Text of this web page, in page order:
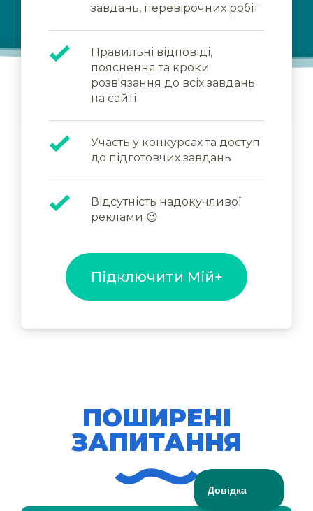
завдань, перевірочних робіт
Правильні відповіді,
пояснення та кроки
розв'язання до всіх завдань
на сайті
Участь у конкурсах та доступ
до підготовчих завдань
Відсутність надокучливої
реклами 😉
Підключити Мій+
ПОШИРЕНІ
ЗАПИТАННЯ